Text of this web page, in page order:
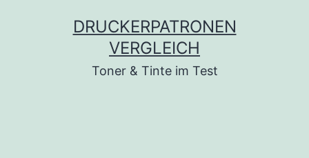
DRUCKERPATRONEN
VERGLEICH
Toner & Tinte im Test